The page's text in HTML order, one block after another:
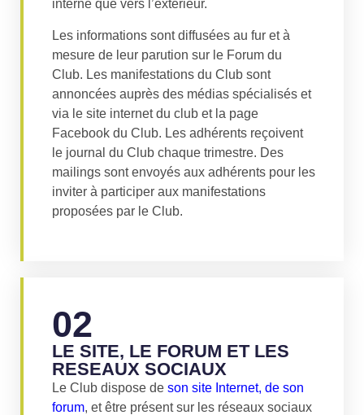
interne que vers l’extérieur.
Les informations sont diffusées au fur et à
mesure de leur parution sur le Forum du
Club. Les manifestations du Club sont
annoncées auprès des médias spécialisés et
via le site internet du club et la page
Facebook du Club. Les adhérents reçoivent
le journal du Club chaque trimestre. Des
mailings sont envoyés aux adhérents pour les
inviter à participer aux manifestations
proposées par le Club.
02
LE SITE, LE FORUM ET LES
RESEAUX SOCIAUX
Le Club dispose de son site Internet, de son
forum, et être présent sur les réseaux sociaux